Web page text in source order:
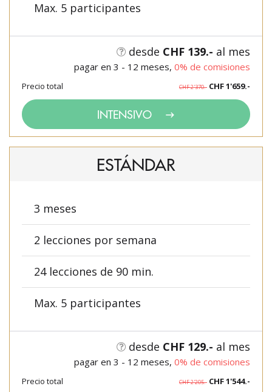
Max. 5 participantes
desde CHF 139.- al mes
pagar en 3 - 12 meses, 0% de comisiones
Precio total CHF 2'370.- CHF 1'659.-
INTENSIVO
ESTÁNDAR
3 meses
2 lecciones por semana
24 lecciones de 90 min.
Max. 5 participantes
desde CHF 129.- al mes
pagar en 3 - 12 meses, 0% de comisiones
Precio total CHF 2'205.- CHF 1'544.-